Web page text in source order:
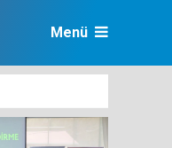
Menü